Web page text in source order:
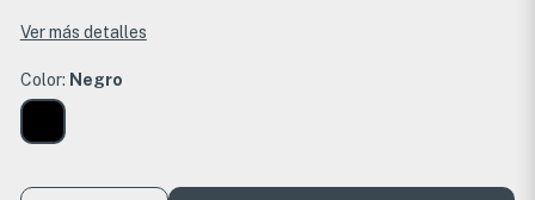
Ver más detalles
Color: Negro